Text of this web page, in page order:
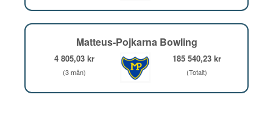
Matteus-Pojkarna Bowling
4 805,03 kr
(3 mån)
185 540,23 kr
(Totalt)